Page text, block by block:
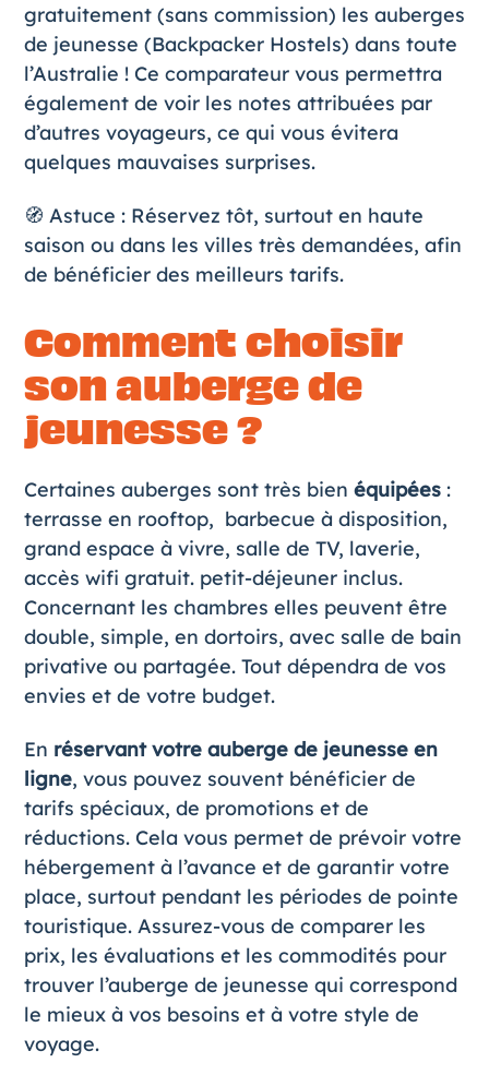
gratuitement (sans commission) les auberges
de jeunesse (Backpacker Hostels) dans toute
l’Australie ! Ce comparateur vous permettra
également de voir les notes attribuées par
d’autres voyageurs, ce qui vous évitera
quelques mauvaises surprises.
🧭 Astuce : Réservez tôt, surtout en haute
saison ou dans les villes très demandées, afin
de bénéficier des meilleurs tarifs.
Comment choisir
son auberge de
jeunesse ?
Certaines auberges sont très bien équipées:
terrasse en rooftop, barbecue à disposition,
grand espace à vivre, salle de TV, laverie,
accès wifi gratuit. petit-déjeuner inclus.
Concernant les chambres elles peuvent être
double, simple, en dortoirs, avec salle de bain
privative ou partagée. Tout dépendra de vos
envies et de votre budget.
En réservant votre auberge de jeunesse en
ligne, vous pouvez souvent bénéficier de
tarifs spéciaux, de promotions et de
réductions. Cela vous permet de prévoir votre
hébergement à l’avance et de garantir votre
place, surtout pendant les périodes de pointe
touristique. Assurez-vous de comparer les
prix, les évaluations et les commodités pour
trouver l’auberge de jeunesse qui correspond
le mieux à vos besoins et à votre style de
voyage.